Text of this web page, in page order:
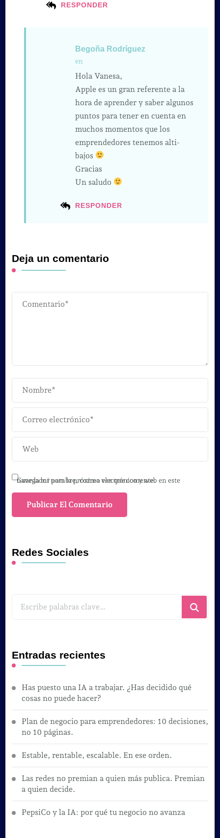
RESPONDER
Begoña Rodríguez
en
RESPONDER
Hola Vanesa,
Apple es un gran referente a la
hora de aprender y saber algunos
puntos para tener en cuenta en
muchos momentos que los
emprendedores tenemos alti-
bajos
Gracias
Un saludo
Deja un comentario
Guarda mi nombre, correo electrónico y web en este navegador para la próxima vez que comente.
Redes Sociales
Entradas recientes
Has puesto una IA a trabajar. ¿Has decidido qué
cosas no puede hacer?
Plan de negocio para emprendedores: 10 decisiones,
no 10 páginas.
Estable, rentable, escalable. En ese orden.
Las redes no premian a quien más publica. Premian
a quien decide.
PepsiCo y la IA: por qué tu negocio no avanza